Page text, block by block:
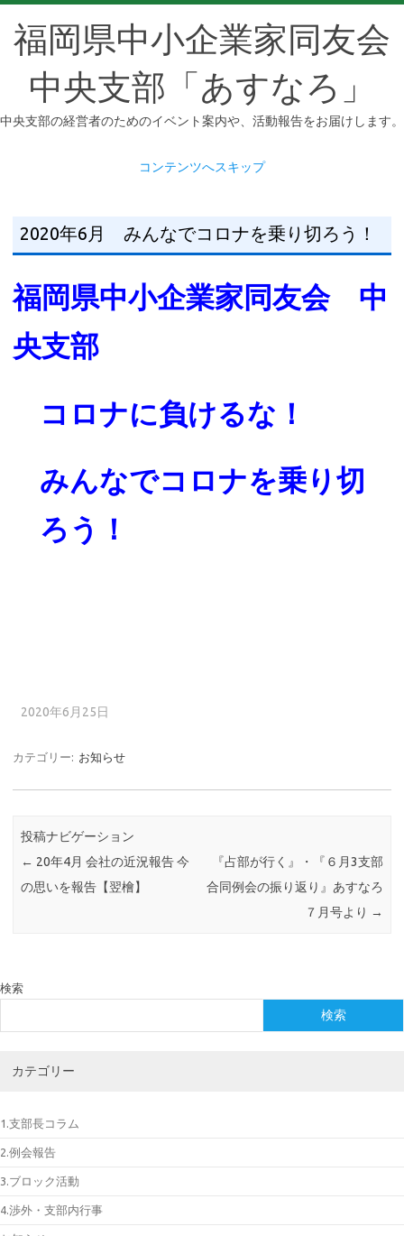
福岡県中小企業家同友会
中央支部「あすなろ」
中央支部の経営者のためのイベント案内や、活動報告をお届けします。
コンテンツへスキップ
2020年6月 みんなでコロナを乗り切ろう！
福岡県中小企業家同友会 中
央支部
コロナに負けるな！
みんなでコロナを乗り切
ろう！
2020年6月25日
カテゴリー: お知らせ
投稿ナビゲーション
← 20年4月 会社の近況報告 今
の思いを報告【翌檜】
『占部が行く』・『６月3支部
合同例会の振り返り』あすなろ
７月号より →
検索
検索
カテゴリー
1.支部長コラム
2.例会報告
3.ブロック活動
4.渉外・支部内行事